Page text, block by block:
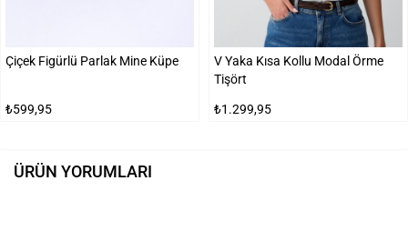
Çiçek Figürlü Parlak Mine Küpe
₺599,95
V Yaka Kısa Kollu Modal Örme
Tişört
₺1.299,95
ÜRÜN YORUMLARI